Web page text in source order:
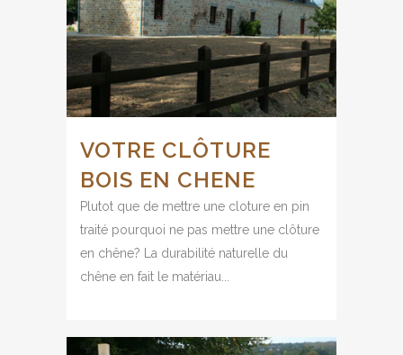
VOTRE CLÔTURE
BOIS EN CHENE
Plutot que de mettre une cloture en pin
traité pourquoi ne pas mettre une clôture
en chêne? La durabilité naturelle du
chêne en fait le matériau...